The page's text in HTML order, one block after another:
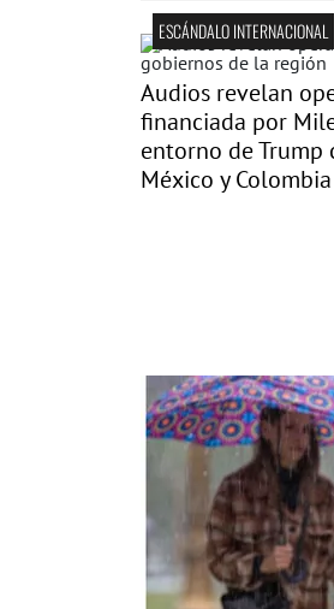
ESCÁNDALO INTERNACIONAL
Audios revelan
financiada por
entorno de Trump
México y Colombia